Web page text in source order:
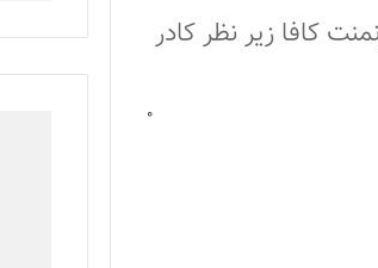
حضور در تورنمنت کافا زیر نظر کادر
0